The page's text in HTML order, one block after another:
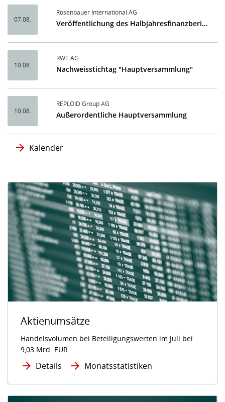
07.08.
Rosenbauer International AG
Veröffentlichung des Halbjahresfinanzberichtes 2026
10.08.
RWT AG
Nachweisstichtag "Hauptversammlung"
10.08.
REPLOID Group AG
Außerordentliche Hauptversammlung
Kalender
Aktienumsätze
Handelsvolumen bei Beteiligungswerten im Juli bei
9,03 Mrd. EUR.
Details Monatsstatistiken